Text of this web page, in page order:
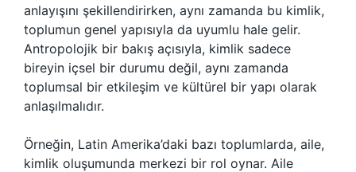
anlayışını şekillendirirken, aynı zamanda bu kimlik,
toplumun genel yapısıyla da uyumlu hale gelir.
Antropolojik bir bakış açısıyla, kimlik sadece
bireyin içsel bir durumu değil, aynı zamanda
toplumsal bir etkileşim ve kültürel bir yapı olarak
anlaşılmalıdır.
Örneğin, Latin Amerika’daki bazı toplumlarda, aile,
kimlik oluşumunda merkezi bir rol oynar. Aile